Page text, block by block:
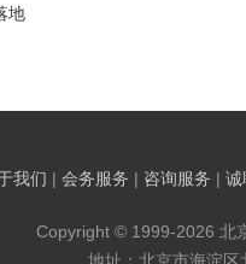
地
我们 | 会务服务 | 咨询服务 | 诚
Copyright © 1999-2026 北